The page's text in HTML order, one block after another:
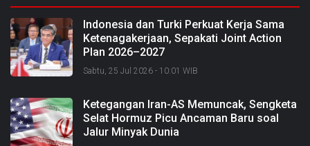
Indonesia dan Turki Perkuat Kerja Sama
Ketenagakerjaan, Sepakati Joint Action
Plan 2026–2027
Sabtu, 25 Jul 2026 - 10:01 WIB
Ketegangan Iran-AS Memuncak, Sengketa
Selat Hormuz Picu Ancaman Baru soal
Jalur Minyak Dunia